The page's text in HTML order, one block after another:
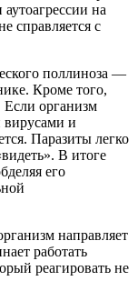
на
справляется с
поллиноза —
Кроме того,
Если организм
вирусами и
Паразиты легко
В итоге
его
направляет
работать
реагировать не